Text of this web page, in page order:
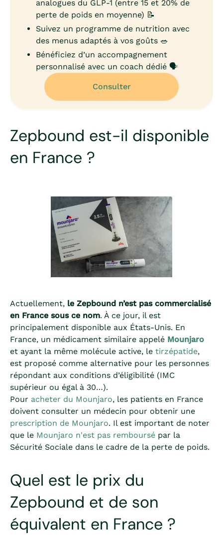
analogues du GLP-1 (entre 15 et 20% de
perte de poids en moyenne) 📝
Suivez un programme de nutrition avec
des menus adaptés à vos goûts 🥗
Bénéficiez d’un accompagnement
personnalisé avec un coach dédié 🗣️
Consulter
Zepbound est-il disponible
en France ?
Actuellement, le Zepbound n’est pas commercialisé
en France sous ce nom. À ce jour, il est
principalement disponible aux États-Unis. En
France, un médicament similaire appelé Mounjaro
et ayant la même molécule active, le tirzépatide,
est proposé comme alternative pour les personnes
répondant aux conditions d’éligibilité (IMC
supérieur ou égal à 30…).
Pour acheter du Mounjaro, les patients en France
doivent consulter un médecin pour obtenir une
prescription de Mounjaro. Il est important de noter
que le Mounjaro n'est pas remboursé par la
Sécurité Sociale dans le cadre de la perte de poids.
Quel est le prix du
Zepbound et de son
équivalent en France ?